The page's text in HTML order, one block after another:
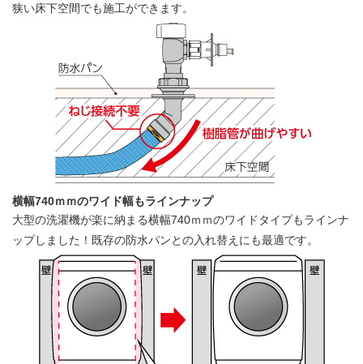
狭い床下空間でも施工ができます。
横幅740ｍｍのワイド幅もラインナップ
大型の洗濯機が楽に納まる横幅740ｍｍのワイドタイプもラインナ
ップしました！既存の防水パンとの入れ替えにも最適です。